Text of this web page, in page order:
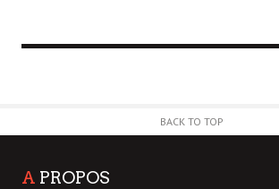
BACK TO TOP
A PROPOS